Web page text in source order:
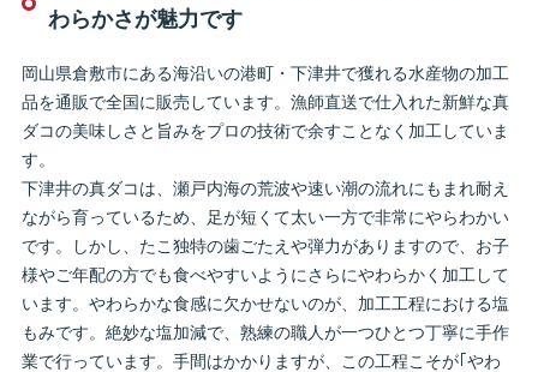
わらかさが魅力です
岡山県倉敷市にある海沿いの港町・下津井で獲れる水産物の加工
品を通販で全国に販売しています。漁師直送で仕入れた新鮮な真
ダコの美味しさと旨みをプロの技術で余すことなく加工していま
す。
下津井の真ダコは、瀬戸内海の荒波や速い潮の流れにもまれ耐え
ながら育っているため、足が短くて太い一方で非常にやらわかい
です。しかし、たこ独特の歯ごたえや弾力がありますので、お子
様やご年配の方でも食べやすいようにさらにやわらかく加工して
います。やわらかな食感に欠かせないのが、加工工程における塩
もみです。絶妙な塩加減で、熟練の職人が一つひとつ丁寧に手作
業で行っています。手間はかかりますが、この工程こそが｢やわ